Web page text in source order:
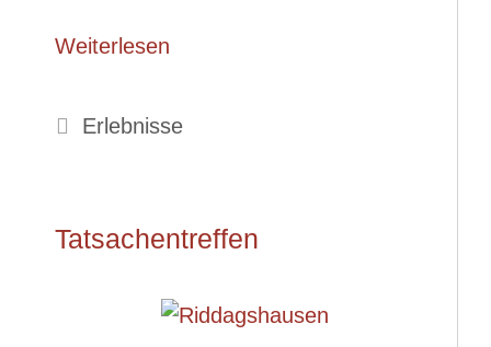
Weiterlesen
Kategorien
Erlebnisse
Tatsachentreffen